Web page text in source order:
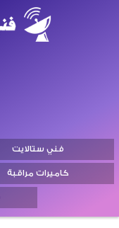
فني ستالايت
كاميرات مراقبة